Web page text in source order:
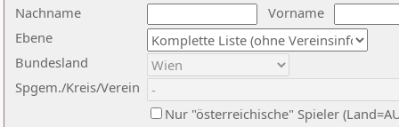
Nachname
Vorname
Ebene
Bundesland
Spgem./Kreis/Verein
Nur "österreichische" Spieler